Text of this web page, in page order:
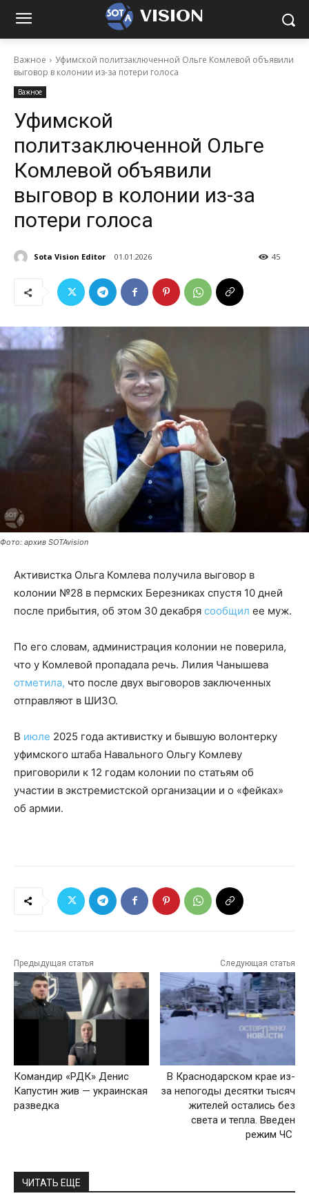
VISION
Важное
Уфимской политзаключенной Ольге Комлевой объявили
выговор в колонии из-за потери голоса
Важное
Уфимской
политзаключенной Ольге
Комлевой объявили
выговор в колонии из-за
потери голоса
Sota Vision Editor 01.01.2026 45
Фото: архив SOTAvision
Активистка Ольга Комлева получила выговор в
колонии №28 в пермских Березниках спустя 10 дней
после прибытия, об этом 30 декабря сообщил ее муж.
По его словам, администрация колонии не поверила,
что у Комлевой пропадала речь. Лилия Чанышева
отметила, что после двух выговоров заключенных
отправляют в ШИЗО.
В июле 2025 года активистку и бывшую волонтерку
уфимского штаба Навального Ольгу Комлеву
приговорили к 12 годам колонии по статьям об
участии в экстремистской организации и о «фейках»
об армии.
Предыдущая статья
Командир «РДК» Денис
Капустин жив — украинская
разведка
Следующая статья
В Краснодарском крае из-
за непогоды десятки тысяч
жителей остались без
света и тепла. Введен
режим ЧС
ЧИТАТЬ ЕЩЕ